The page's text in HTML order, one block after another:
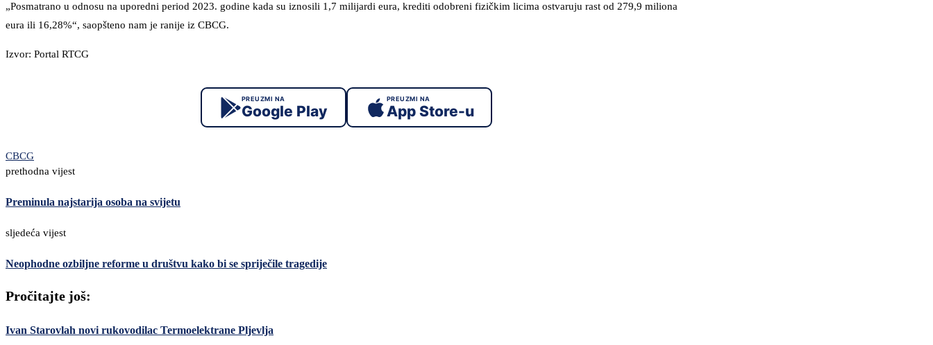
„Posmatrano u odnosu na uporedni period 2023. godine kada su iznosili 1,7 milijardi eura, krediti odobreni fizičkim licima ostvaruju rast od 279,9 miliona
eura ili 16,28%“, saopšteno nam je ranije iz CBCG.
Izvor: Portal RTCG
PREUZMI NA
Google Play
PREUZMI NA
App Store-u
CBCG
prethodna vijest
Preminula najstarija osoba na svijetu
sljedeća vijest
Neophodne ozbiljne reforme u društvu kako bi se spriječile tragedije
Pročitajte još:
Ivan Starovlah novi rukovodilac Termoelektrane Pljevlja